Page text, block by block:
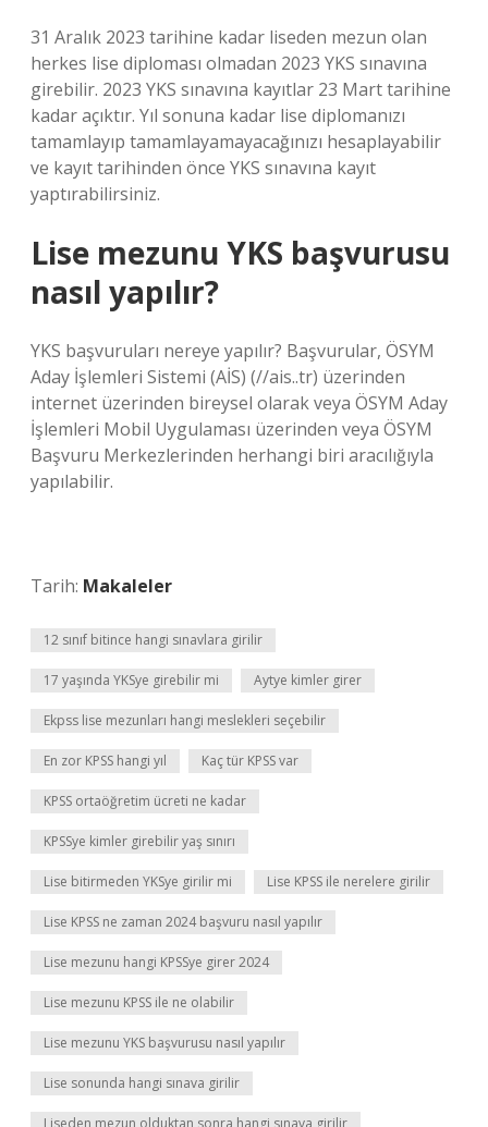
31 Aralık 2023 tarihine kadar liseden mezun olan
herkes lise diploması olmadan 2023 YKS sınavına
girebilir. 2023 YKS sınavına kayıtlar 23 Mart tarihine
kadar açıktır. Yıl sonuna kadar lise diplomanızı
tamamlayıp tamamlayamayacağınızı hesaplayabilir
ve kayıt tarihinden önce YKS sınavına kayıt
yaptırabilirsiniz.
Lise mezunu YKS başvurusu
nasıl yapılır?
YKS başvuruları nereye yapılır? Başvurular, ÖSYM
Aday İşlemleri Sistemi (AİS) (//ais..tr) üzerinden
internet üzerinden bireysel olarak veya ÖSYM Aday
İşlemleri Mobil Uygulaması üzerinden veya ÖSYM
Başvuru Merkezlerinden herhangi biri aracılığıyla
yapılabilir.
Tarih: Makaleler
12 sınıf bitince hangi sınavlara girilir
17 yaşında YKSye girebilir mi Aytye kimler girer
Ekpss lise mezunları hangi meslekleri seçebilir
En zor KPSS hangi yıl Kaç tür KPSS var
KPSS ortaöğretim ücreti ne kadar
KPSSye kimler girebilir yaş sınırı
Lise bitirmeden YKSye girilir mi Lise KPSS ile nerelere girilir
Lise KPSS ne zaman 2024 başvuru nasıl yapılır
Lise mezunu hangi KPSSye girer 2024
Lise mezunu KPSS ile ne olabilir
Lise mezunu YKS başvurusu nasıl yapılır
Lise sonunda hangi sınava girilir
Liseden mezun olduktan sonra hangi sınava girilir